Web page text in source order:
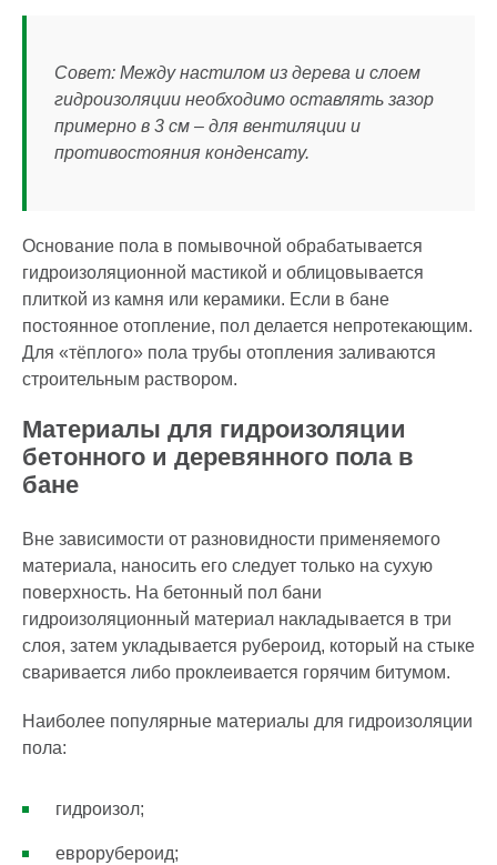
Совет: Между настилом из дерева и слоем
гидроизоляции необходимо оставлять зазор
примерно в 3 см – для вентиляции и
противостояния конденсату.
Основание пола в помывочной обрабатывается
гидроизоляционной мастикой и облицовывается
плиткой из камня или керамики. Если в бане
постоянное отопление, пол делается непротекающим.
Для «тёплого» пола трубы отопления заливаются
строительным раствором.
Материалы для гидроизоляции
бетонного и деревянного пола в
бане
Вне зависимости от разновидности применяемого
материала, наносить его следует только на сухую
поверхность. На бетонный пол бани
гидроизоляционный материал накладывается в три
слоя, затем укладывается рубероид, который на стыке
сваривается либо проклеивается горячим битумом.
Наиболее популярные материалы для гидроизоляции
пола:
гидроизол;
еврорубероид;